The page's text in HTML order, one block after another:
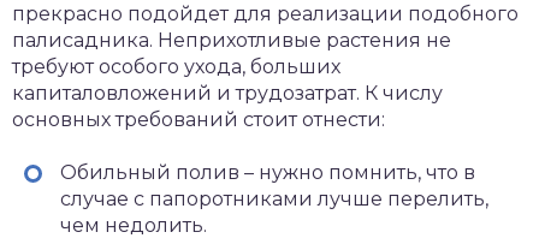
прекрасно подойдет для реализации подобного
палисадника. Неприхотливые растения не
требуют особого ухода, больших
капиталовложений и трудозатрат. К числу
основных требований стоит отнести:
Обильный полив – нужно помнить, что в
случае с папоротниками лучше перелить,
чем недолить.